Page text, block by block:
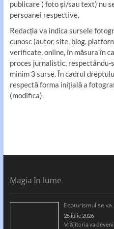
publicare ( foto și/sau text) nu
persoanei respective.
Redacția va indica sursele
cunosc (autor, site, blog,
verificate, online, în măsura în
proces jurnalistic,
minim 3 surse. În cadrul
respectă forma inițială a
(modifica).
Magia în lume
Ecoturismul se
25 iulie 2026
Vrăjitoria va